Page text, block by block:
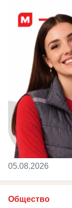
05.08.2026
Общество